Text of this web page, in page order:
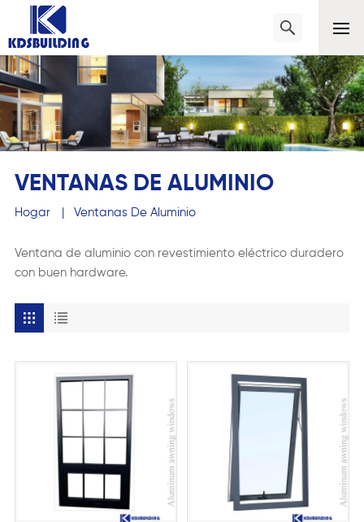
VENTANAS DE ALUMINIO
Hogar | Ventanas De Aluminio
Ventana de aluminio con revestimiento eléctrico duradero
con buen hardware.